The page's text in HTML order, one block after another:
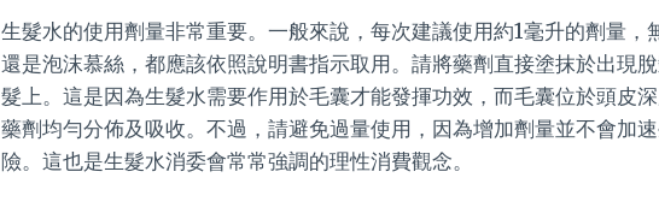
生髮水的使用劑量非常重要。一般來說，每次建議使用約1毫升的劑量，
還是泡沫慕絲，都應該依照說明書指示取用。請將藥劑直接塗抹於出現
髮上。這是因為生髮水需要作用於毛囊才能發揮功效，而毛囊位於頭皮
藥劑均勻分佈及吸收。不過，請避免過量使用，因為增加劑量並不會加
險。這也是生髮水消委會常常強調的理性消費觀念。